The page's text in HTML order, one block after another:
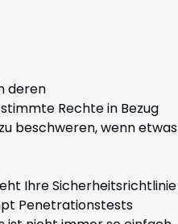
deren
Rechte in Bezug
beschweren, wenn etwas
Ihre Sicherheitsrichtlinie
Penetrationstests